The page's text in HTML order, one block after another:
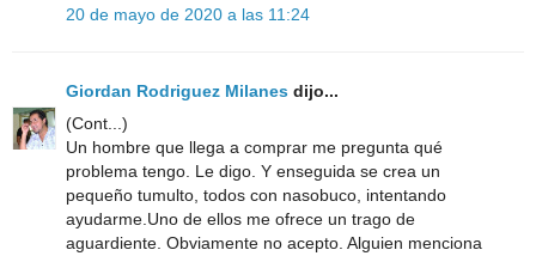
20 de mayo de 2020 a las 11:24
Giordan Rodriguez Milanes dijo...
(Cont...)
Un hombre que llega a comprar me pregunta qué
problema tengo. Le digo. Y enseguida se crea un
pequeño tumulto, todos con nasobuco, intentando
ayudarme.Uno de ellos me ofrece un trago de
aguardiente. Obviamente no acepto. Alguien menciona